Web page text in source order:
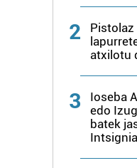
neurtzeko, jendeari
produktuak garatzeko.
Bazkide batzuek ez
interes komertzial
bazkideen zerrenda,
2
Pistolaz
atxilotu
3
Ioseba
edo
batek
Intsignia